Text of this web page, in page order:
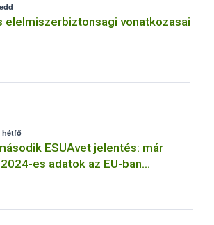
elelmiszerbiztonsagi vonatkozasai
hétfő
ESUAvet jelentés: már
es adatok az EU-ban
felhasznált állatgyógyászati
szerekről